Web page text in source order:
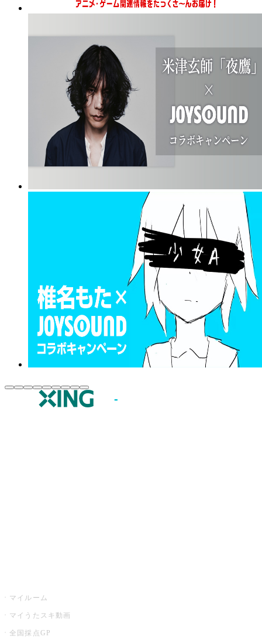
マイルーム
マイうたスキ動画
全国採点GP